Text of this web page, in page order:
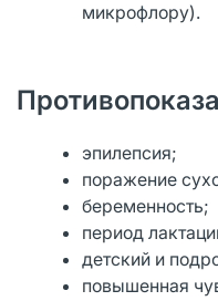
микрофлору).
эпилепсия;
поражение
беременность;
период
детский и
повышенная